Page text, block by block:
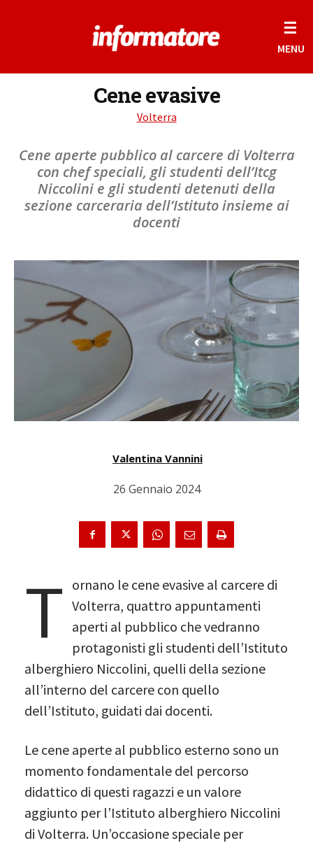
☰
MENU
Cene evasive
Volterra
Cene aperte pubblico al carcere di Volterra
con chef speciali, gli studenti dell’Itcg
Niccolini e gli studenti detenuti della
sezione carceraria dell’Istituto insieme ai
docenti
Valentina Vannini
26 Gennaio 2024
T ornano le cene evasive al carcere di
Volterra, quattro appuntamenti
aperti al pubblico che vedranno
protagonisti gli studenti dell’Istituto
alberghiero Niccolini, quelli della sezione
all’interno del carcere con quello
dell’Istituto, guidati dai docenti.
Le cene aperte al pubblico esterno sono un
momento fondamentale del percorso
didattico di questi ragazzi e un valore
aggiunto per l’Istituto alberghiero Niccolini
di Volterra. Un’occasione speciale per